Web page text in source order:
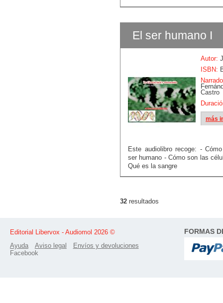
El ser humano I
Autor:
ISBN:
Castro
más
Este audiolibro recoge: -
ser humano - Cómo son las
Qué es la sangre
32 resultados
Editorial Libervox - Audiomol 2026 ©
Ayuda
Aviso legal
Envíos y devoluciones
Facebook
FORMAS